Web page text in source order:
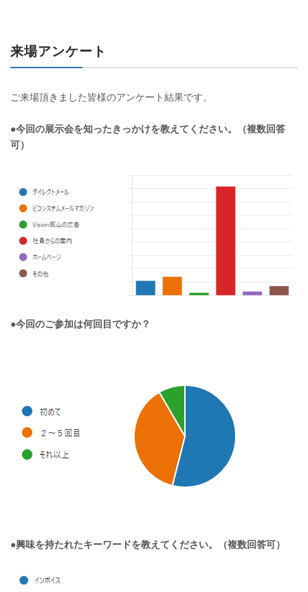
来場アンケート
ご来場頂きました皆様のアンケート結果です。
●今回の展示会を知ったきっかけを教えてください。（複数回答
可）
●今回のご参加は何回目ですか？
●興味を持たれたキーワードを教えてください。（複数回答可）